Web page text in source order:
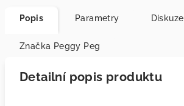
Popis Parametry Diskuze
Značka Peggy Peg
Detailní popis produktu